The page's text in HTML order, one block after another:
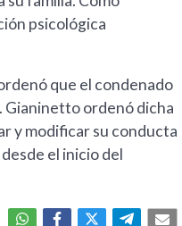
psicológica
que el condenado
Gianinetto ordenó dicha
y modificar su conducta
el inicio del